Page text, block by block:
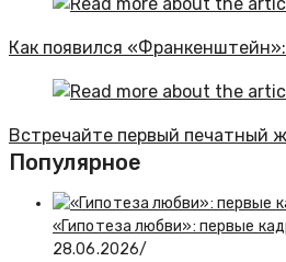
Как появился
Встречайте первый печатный
Популярное
«Гипотеза любви»: первые
28.06.2026/